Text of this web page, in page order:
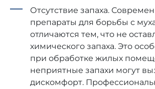
Отсутствие запаха.
препараты для борьбы с
отличаются тем, что не
химического запаха. Это
при обработке жилых
неприятные запахи могут
дискомфорт.